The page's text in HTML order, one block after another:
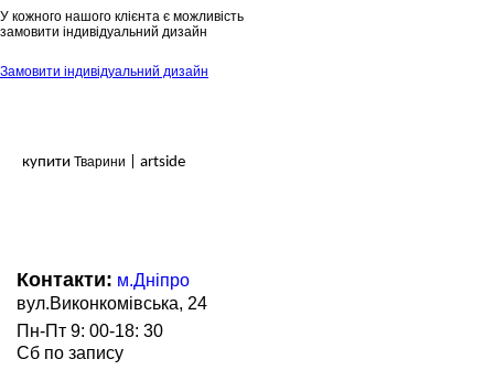
У кожного нашого клієнта є можливість
замовити індивідуальний дизайн
Замовити індивідуальний дизайн
купити Тварини | artside
Контакти: м.Дніпро
вул.Виконкомівська, 24
Пн-Пт 9: 00-18: 30
Сб по запису